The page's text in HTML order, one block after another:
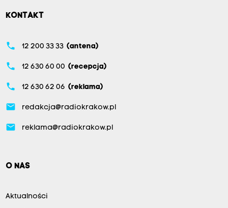
KONTAKT
phone 12 200 33 33 (antena)
phone 12 630 60 00 (recepcja)
phone 12 630 62 06 (reklama)
email redakcja@radiokrakow.pl
email reklama@radiokrakow.pl
O NAS
Aktualności